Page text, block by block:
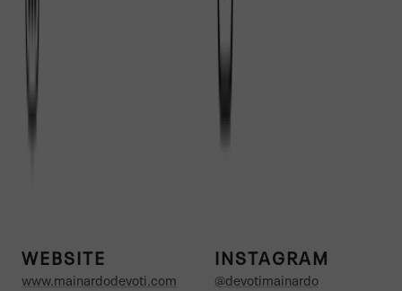
WEBSITE
www.mainardodevoti.com
INSTAGRAM
@devotimainardo